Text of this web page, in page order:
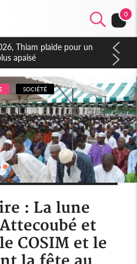
0
les convocations
samedi
SOCIÉTÉ
: La lune
et
COSIM et le